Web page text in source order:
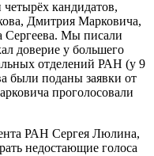
кандидатов,
Дмитрия Марковича,
Сергеева. Мы писали
доверие у большего
отделений РАН (у 9
были поданы заявки от
проголосовали
РАН Сергея Люлина,
недостающие голоса